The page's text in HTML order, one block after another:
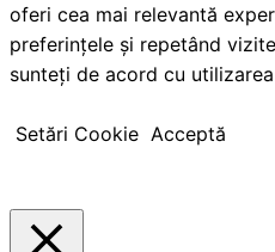
oferi cea mai relevantă
preferințele și repetând
sunteți de acord cu
Setări Cookie Acceptă